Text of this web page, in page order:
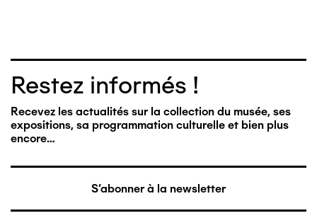
Restez informés !
Recevez les actualités sur la collection du musée, ses
expositions, sa programmation culturelle et bien plus
encore…
S'abonner à la newsletter